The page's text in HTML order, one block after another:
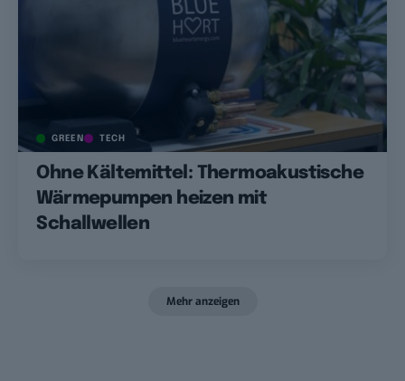
GREEN TECH
Ohne Kältemittel: Thermoakustische
Wärmepumpen heizen mit
Schallwellen
Mehr anzeigen